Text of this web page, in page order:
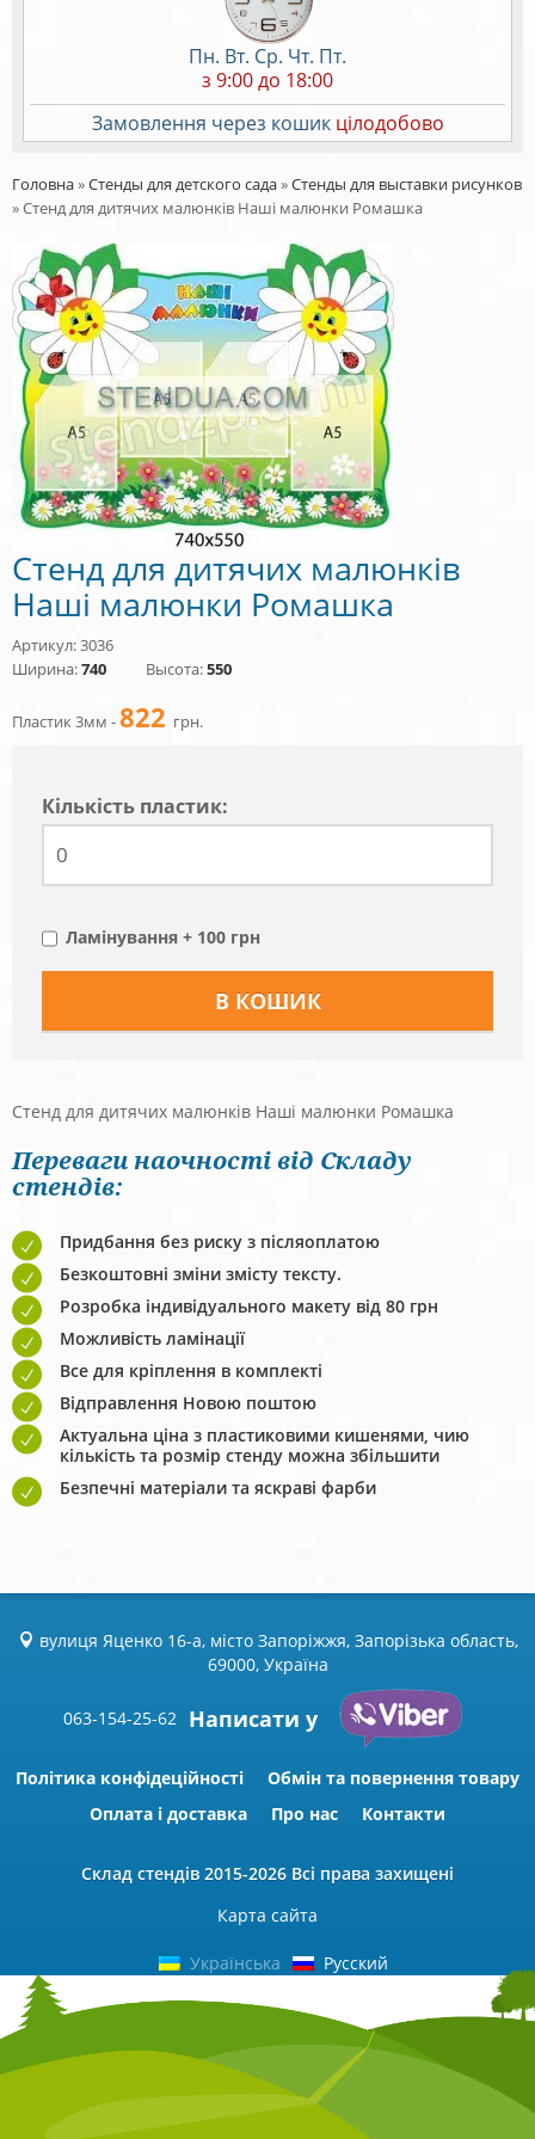
Пн. Вт. Ср. Чт. Пт.
з 9:00 до 18:00
Замовлення через кошик цілодобово
Головна»Стенды для детского сада»Стенды для выставки рисунков
»Стенд для дитячих малюнків Наші малюнки Ромашка
Стенд для дитячих малюнків
Наші малюнки Ромашка
Артикул: 3036
Ширина:740 Высота:550
Пластик 3мм -822 грн.
Кiлькiсть пластик:
Ламінування + 100 грн
Стенд для дитячих малюнків Наші малюнки Ромашка
Переваги наочності від Складу
стендів:
Придбання без риску з післяоплатою
Безкоштовні зміни змісту тексту.
Розробка індивідуального макету від 80 грн
Можливість ламінації
Все для кріплення в комплекті
Відправлення Новою поштою
Актуальна ціна з пластиковими кишенями, чию
кількість та розмір стенду можна збільшити
Безпечні матеріали та яскраві фарби
вулиця Яценко 16-а, місто Запоріжжя, Запорізька область,
69000, Україна
063-154-25-62 Написати у
Політика конфідеційності
Обмін та повернення товару
Оплата і доставка
Про нас Контакти
Склад стендів 2015-2026 Всі права захищені
Карта сайта
Українська Русский